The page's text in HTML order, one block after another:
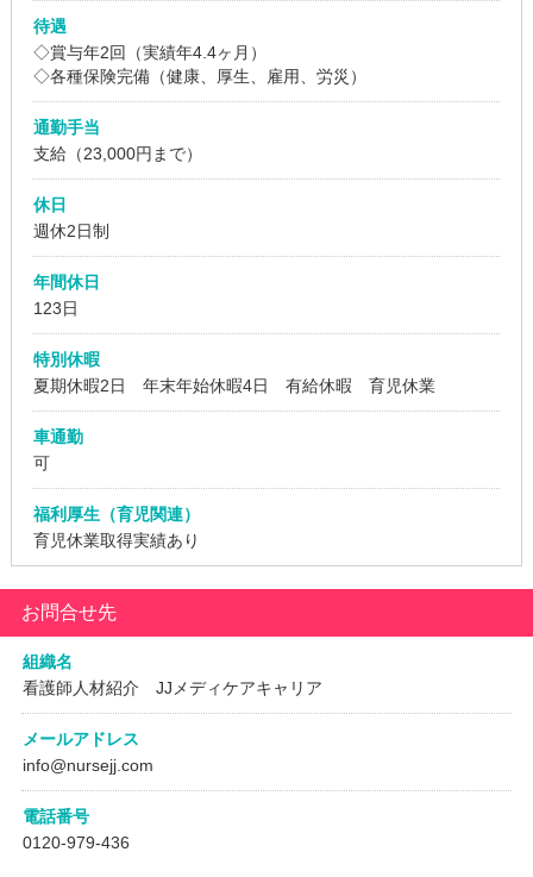
待遇
◇賞与年2回（実績年4.4ヶ月）
◇各種保険完備（健康、厚生、雇用、労災）
通勤手当
支給（23,000円まで）
休日
週休2日制
年間休日
123日
特別休暇
夏期休暇2日 年末年始休暇4日 有給休暇 育児休業
車通勤
可
福利厚生（育児関連）
育児休業取得実績あり
お問合せ先
組織名
看護師人材紹介 JJメディケアキャリア
メールアドレス
info@nursejj.com
電話番号
0120-979-436